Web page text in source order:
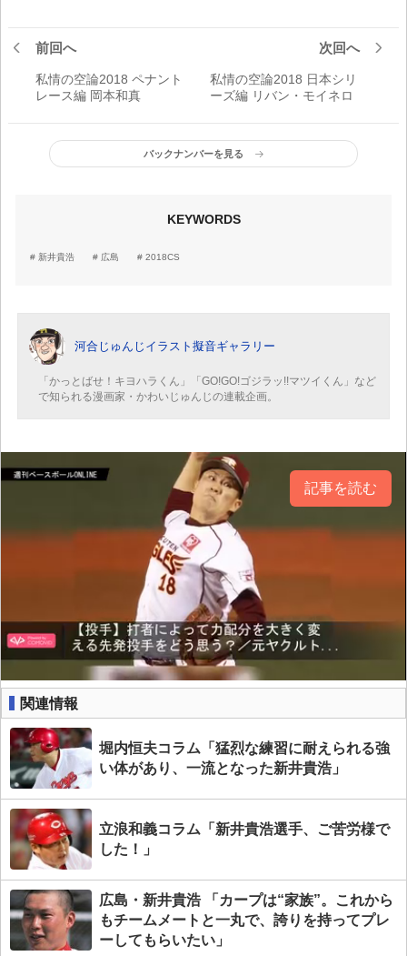
前回へ
私情の空論2018 ペナント
レース編 岡本和真
次回へ
私情の空論2018 日本シリ
ーズ編 リバン・モイネロ
バックナンバーを見る
KEYWORDS
新井貴浩 広島 2018CS
河合じゅんじイラスト擬音ギャラリー
「かっとばせ！キヨハラくん」「GO!GO!ゴジラッ!!マツイくん」など
で知られる漫画家・かわいじゅんじの連載企画。
記事を読む
関連情報
堀内恒夫コラム「猛烈な練習に耐えられる強
い体があり、一流となった新井貴浩」
立浪和義コラム「新井貴浩選手、ご苦労様で
した！」
広島・新井貴浩 「カープは“家族”。これから
もチームメートと一丸で、誇りを持ってプレ
ーしてもらいたい」